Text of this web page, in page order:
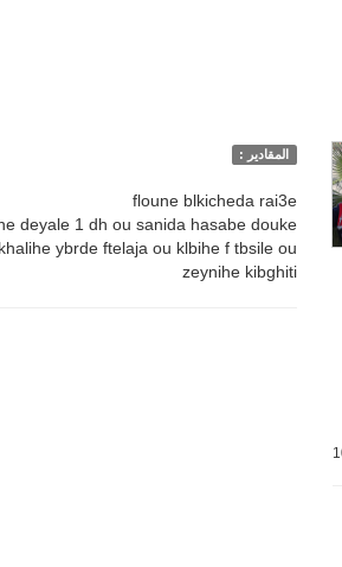
المقادير :
floune blkicheda rai3e
deyale 1 dh ou sanida hasabe douke
ybrde ftelaja ou klbihe f tbsile ou
zeynihe kibghiti